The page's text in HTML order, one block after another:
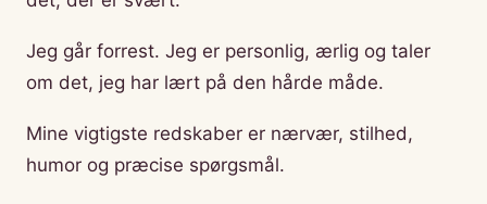
Jeg går forrest. Jeg er personlig, ærlig og taler
om det, jeg har lært på den hårde måde.
Mine vigtigste redskaber er nærvær, stilhed,
humor og præcise spørgsmål.